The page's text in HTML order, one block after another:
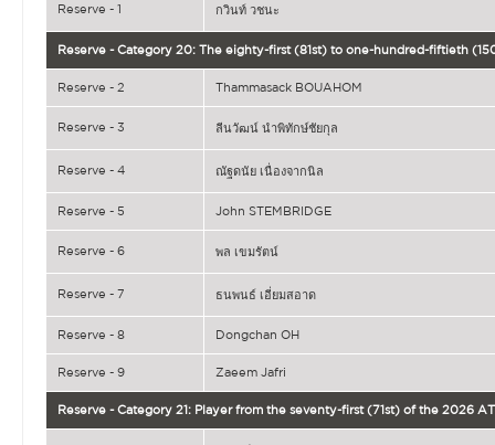
Reserve - 1 กวินท์ วชนะ
Reserve - Category 20: The eighty-first (81st) to one-hundred-fiftieth
Reserve - 2 Thammasack BOUAHOM
Reserve - 3 ลีนวัฒน์ นำพิทักษ์ชัยกุล
Reserve - 4 ณัฐดนัย เนื่องจากนิล
Reserve - 5 John STEMBRIDGE
Reserve - 6 พล เขมรัตน์
Reserve - 7 ธนพนธ์ เอี่ยมสอาด
Reserve - 8 Dongchan OH
Reserve - 9 Zaeem Jafri
Reserve - Category 21: Player from the seventy-first (71st) of the 2026